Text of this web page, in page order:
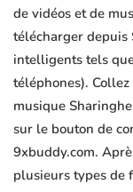
de vidéos et de
télécharger
intelligents tels
téléphones).
musique
sur le bouton de
9xbuddy.com.
plusieurs types de